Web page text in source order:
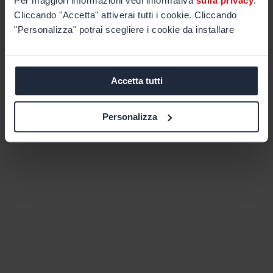
Cliccando "Accetta" attiverai tutti i cookie. Cliccando
"Personalizza" potrai scegliere i cookie da installare
Accetta tutti
Personalizza